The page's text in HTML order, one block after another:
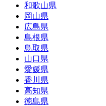
和歌山県
岡山県
広島県
島根県
鳥取県
山口県
愛媛県
香川県
高知県
徳島県